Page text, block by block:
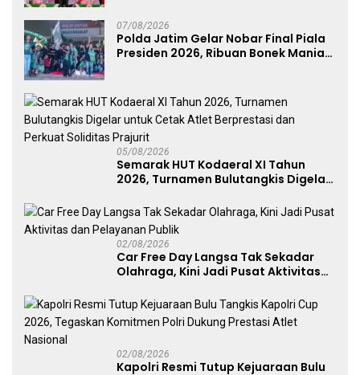
07/08/2026
Polda Jatim Gelar Nobar Final Piala
Presiden 2026, Ribuan Bonek Mania
05/08/2026
Semarak HUT Kodaeral XI Tahun
2026, Turnamen Bulutangkis Digelar
Perkuat Soliditas Prajurit
02/08/2026
Car Free Day Langsa Tak Sekadar
Olahraga, Kini Jadi Pusat Aktivitas
02/08/2026
Kapolri Resmi Tutup Kejuaraan Bulu